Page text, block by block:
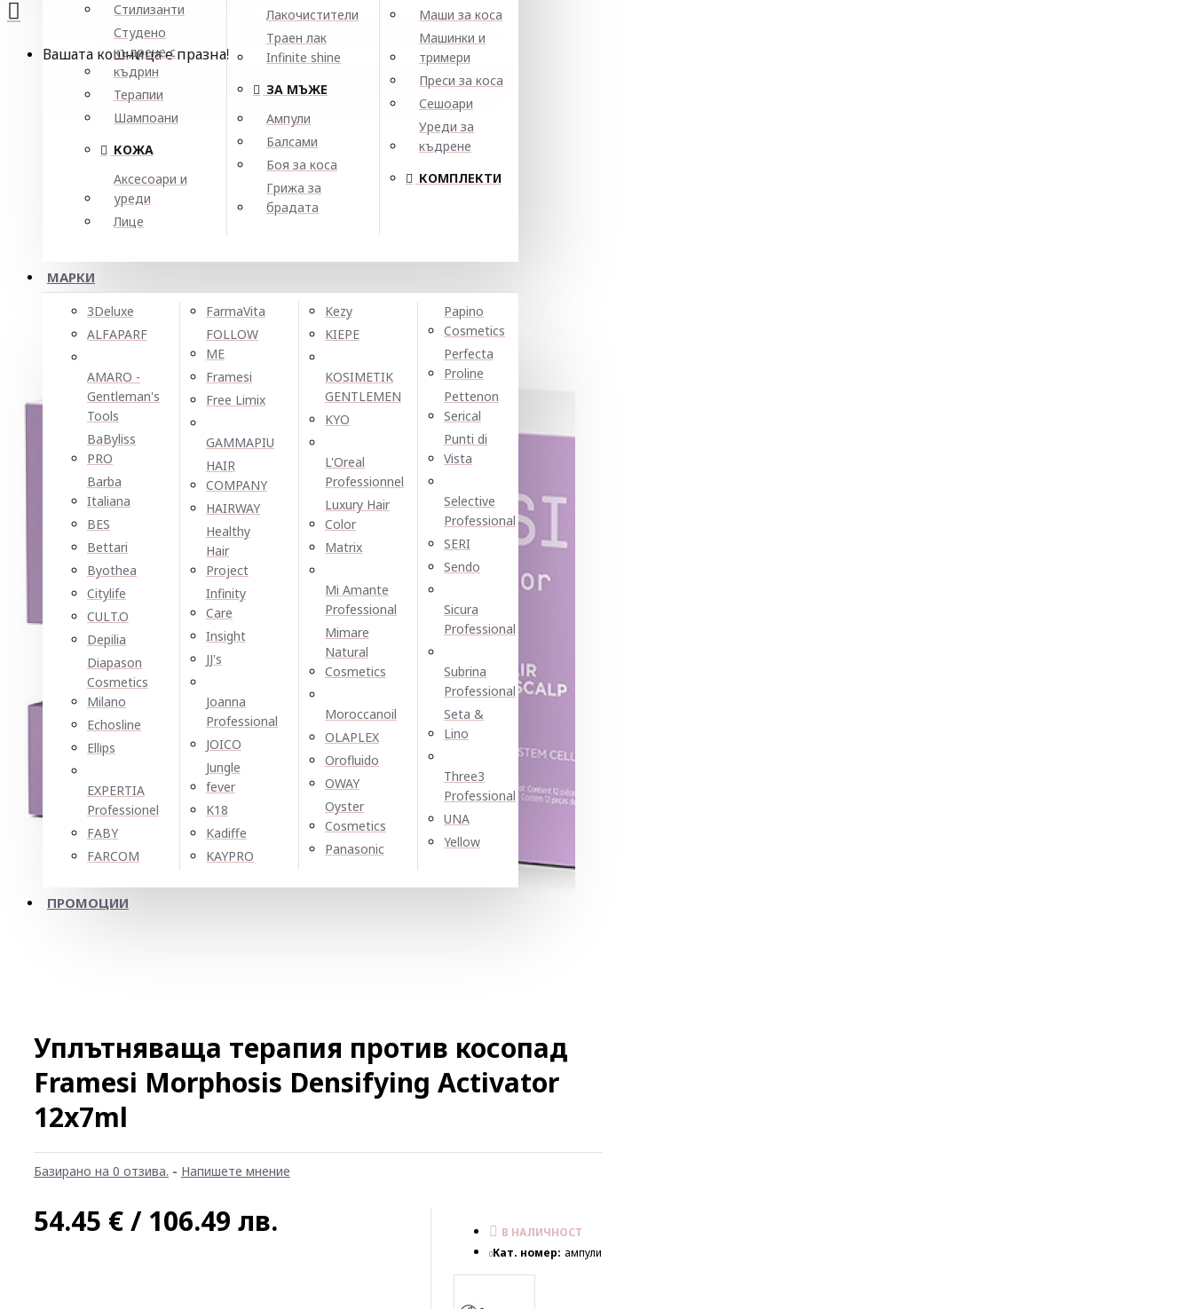
Стилизанти
Студено
къдрене с
къдрин
Терапии
Шампоани
КОЖА
Аксесоари и
уреди
Лице
Лакочистители
Траен лак
Infinite shine
ЗА МЪЖЕ
Ампули
Балсами
Боя за коса
Грижа за
брадата
Маши за коса
Машинки и
тримери
Преси за коса
Сешоари
Уреди за
къдрене
КОМПЛЕКТИ
МАРКИ
3Deluxe
ALFAPARF
AMARO -
Gentleman's
Tools
BaByliss
PRO
Barba
Italiana
BES
Bettari
Byothea
Citylife
CULT.O
Depilia
Diapason
Cosmetics
Milano
Echosline
Ellірѕ
EXPERTIA
Professionel
FABY
FARCOM
FarmaVita
FOLLOW
ME
Framesi
Free Limix
GAMMAPIU
HAIR
COMPANY
HAIRWAY
Healthy
Hair
Project
Infinity
Care
Insight
JJ's
Joanna
Professional
JOICO
Jungle
fever
K18
Kadiffe
KAYPRO
Kezy
KIEPE
KOSIMETIK
GENTLEMEN
KYO
L'Oreal
Professionnel
Luxury Hair
Color
Matrix
Mi Amante
Professional
Mimare
Natural
Cosmetics
Moroccanoil
OLAPLEX
Orofluido
OWAY
Oyster
Cosmetics
Panasonic
Papino
Cosmetics
Perfecta
Proline
Pettenon
Serical
Punti di
Vista
Selective
Professional
SERI
Sendo
Sicura
Professional
Subrina
Professional
Seta &
Lino
Three3
Professional
UNA
Yellow
ПРОМОЦИИ
Вашата кошница е празна!
Уплътняваща терапия против косопад
Framesi Morphosis Densifying Activator
12x7ml
Базирано на 0 отзива. - Напишете мнение
54.45 € / 106.49 лв.
В НАЛИЧНОСТ
Кат. номер: ампули